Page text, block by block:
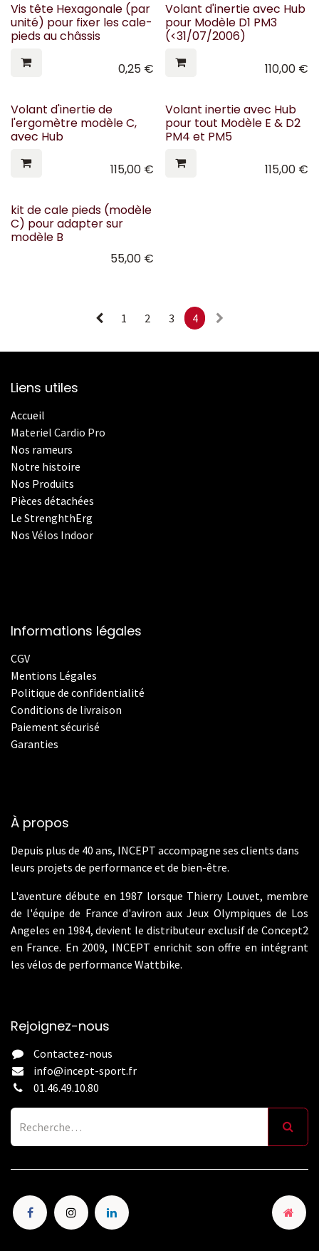
Vis tête Hexagonale (par
unité) pour fixer les cale-
pieds au châssis
0,25€
Volant d'inertie avec Hub
pour Modèle D1 PM3
(<31/07/2006)
110,00€
Volant d'inertie de
l'ergomètre modèle C,
avec Hub
115,00€
Volant inertie avec Hub
pour tout Modèle E & D2
PM4 et PM5
115,00€
kit de cale pieds (modèle
C) pour adapter sur
modèle B
55,00€
1 2 3 4
Liens utiles
Accueil
Materiel Cardio Pro
Nos rameurs
Notre histoire
Nos Produits
Pièces détachées
Le StrenghthErg
Nos Vélos Indoor
Informations légales
CGV
Mentions Légales
Politique de confidentialité
Conditions de livraison
Paiement sécurisé
Garanties
À propos
Depuis plus de 40 ans, INCEPT accompagne ses clients dans
leurs projets de performance et de bien-être.
L'aventure débute en 1987 lorsque Thierry Louvet, membre
de l'équipe de France d'aviron aux Jeux Olympiques de Los
Angeles en 1984, devient le distributeur exclusif de Concept2
en France. En 2009, INCEPT enrichit son offre en intégrant
les vélos de performance Wattbike.
Rejoignez-nous
Contactez-nous
info@incept-sport.fr
01.46.49.10.80